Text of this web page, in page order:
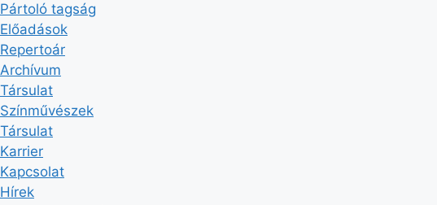
Pártoló tagság
Előadások
Repertoár
Archívum
Társulat
Színművészek
Társulat
Karrier
Kapcsolat
Hírek